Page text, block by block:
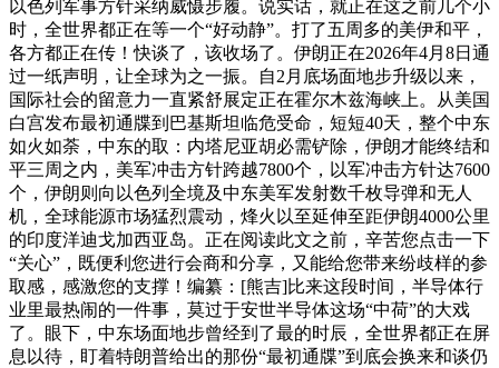
以色列军事方针采纳威慑步履。说实话，就正在这之前几个小
时，全世界都正在等一个“好动静”。打了五周多的美伊和平，
各方都正在传！快谈了，该收场了。伊朗正在2026年4月8日通
过一纸声明，让全球为之一振。自2月底场面地步升级以来，
国际社会的留意力一直紧舒展定正在霍尔木兹海峡上。从美国
白宫发布最初通牒到巴基斯坦临危受命，短短40天，整个中东
如火如荼，中东的取：内塔尼亚胡必需铲除，伊朗才能终结和
平三周之内，美军冲击方针跨越7800个，以军冲击方针达7600
个，伊朗则向以色列全境及中东美军发射数千枚导弹和无人
机，全球能源市场猛烈震动，烽火以至延伸至距伊朗4000公里
的印度洋迪戈加西亚岛。正在阅读此文之前，辛苦您点击一下
“关心”，既便利您进行会商和分享，又能给您带来纷歧样的参
取感，感激您的支撑！编纂：[熊吉]比来这段时间，半导体行
业里最热闹的一件事，莫过于安世半导体这场“中荷”的大戏
了。眼下，中东场面地步曾经到了最的时辰，全世界都正在屏
息以待，盯着特朗普给出的那份“最初通牒”到底会换来和谈仍